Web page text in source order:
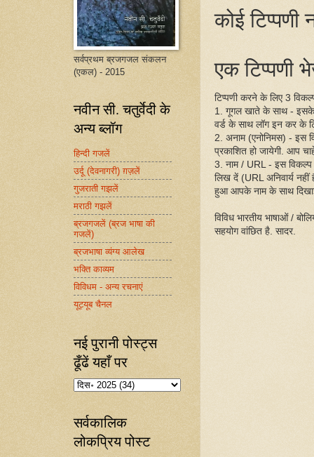
कोई टिप्पणी
एक टिप्पणी
टिप्पणी करने के लिए 3
1. गूगल खाते के साथ -
वर्ड के साथ लॉग इन कर के
2. अनाम (एनोनिमस) - इस
प्रकाशित हो जायेगी. आप
3. नाम / URL - इस
लिख दें (URL अनिवार्य
हुआ आपके नाम के साथ
विविध भारतीय भाषाओं /
सहयोग वांछित है. सादर.
सर्वप्रथम ब्रजगजल संकलन
(एकल) - 2015
नवीन सी. चतुर्वेदी के
अन्य ब्लॉग
हिन्दी गजलें
उर्दू (देवनागरी) ग़ज़लें
गुजराती गझलें
मराठी गझलें
ब्रजगजलें (ब्रज भाषा की
गजलें)
ब्रजभाषा व्यंग्य आलेख
भक्ति काव्यम
विविधम - अन्य रचनाएं
यूट्यूब चैनल
नई पुरानी पोस्ट्स
ढूँढें यहाँ पर
सर्वकालिक
लोकप्रिय पोस्ट